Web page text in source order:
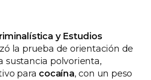
y Estudios
la prueba de orientación de
sustancia polvorienta,
para cocaína, con un peso